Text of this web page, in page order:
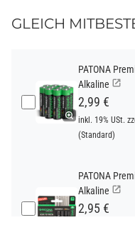
GLEICH
PATONA
Alkaline
2,99 €
inkl. 19% USt.
(Standard)
PATONA
Alkaline
2,95 €